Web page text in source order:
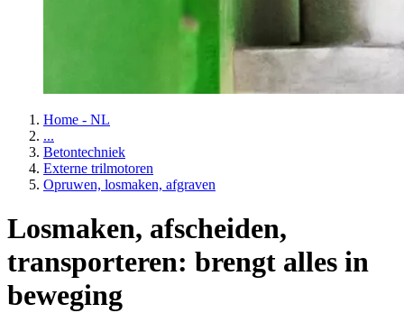
Home - NL
...
Betontechniek
Externe trilmotoren
Opruwen, losmaken, afgraven
Losmaken, afscheiden,
transporteren: brengt alles in
beweging